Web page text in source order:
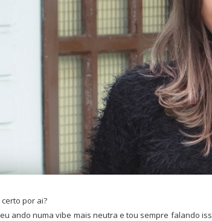
por ai?
ando numa vibe mais neutra e tou sempre falando